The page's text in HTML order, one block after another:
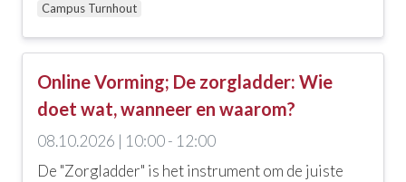
leiderschap
Interculturaliteit, meertaligheid en diversiteit
Campus Turnhout
Online Vorming; De zorgladder: Wie
doet wat, wanneer en waarom?
08.10.2026 | 10:00 - 12:00
De "Zorgladder" is het instrument om de juiste